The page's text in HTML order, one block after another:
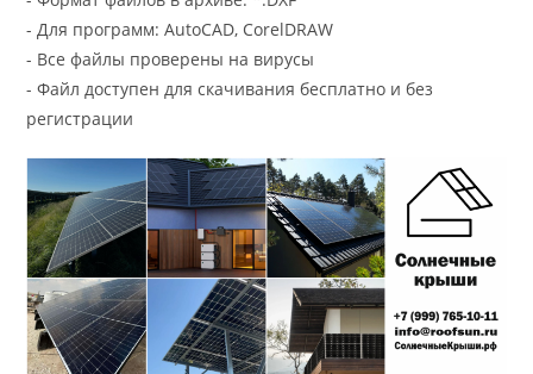
- Для программ: AutoCAD, CorelDRAW
- Все файлы проверены на вирусы
- Файл доступен для скачивания бесплатно и без
регистрации